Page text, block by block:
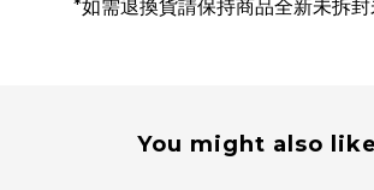
*如需退換貨請保持商品全新未拆
You might also